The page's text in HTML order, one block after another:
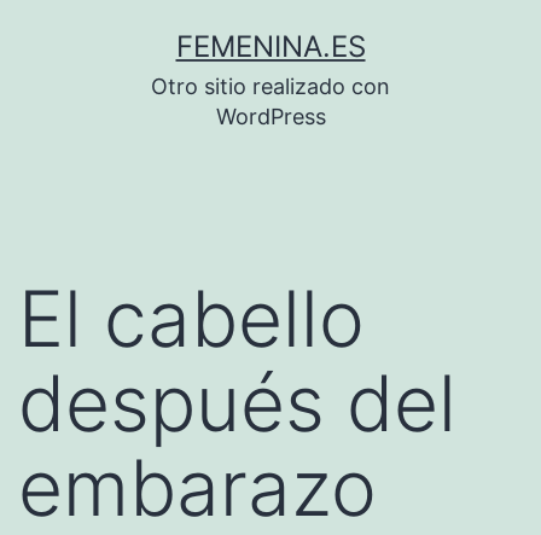
FEMENINA.ES
Otro sitio realizado con
WordPress
El cabello
después del
embarazo